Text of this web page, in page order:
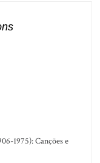
1975): Canções e